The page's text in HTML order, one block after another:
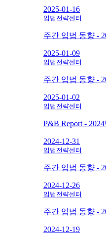
2025-01-16
입법전략센터
주간 입법 동향 -
2025-01-09
입법전략센터
주간 입법 동향 -
2025-01-02
입법전략센터
P&B Report -
2024-12-31
입법전략센터
주간 입법 동향 -
2024-12-26
입법전략센터
주간 입법 동향 -
2024-12-19